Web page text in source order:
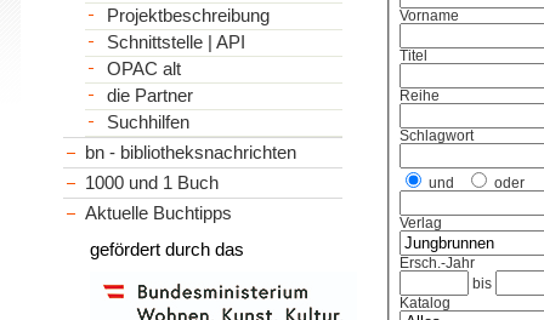
Vorname
Titel
Reihe
Schlagwort
und oder
Verlag
Ersch.-Jahr
bis
Katalog
Projektbeschreibung
Schnittstelle | API
OPAC alt
die Partner
Suchhilfen
bn - bibliotheksnachrichten
1000 und 1 Buch
Aktuelle Buchtipps
gefördert durch das